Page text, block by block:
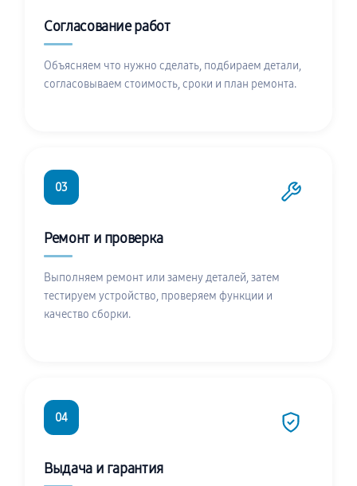
Согласование работ
Объясняем что нужно сделать, подбираем детали,
согласовываем стоимость, сроки и план ремонта.
03
Ремонт и проверка
Выполняем ремонт или замену деталей, затем
тестируем устройство, проверяем функции и
качество сборки.
04
Выдача и гарантия